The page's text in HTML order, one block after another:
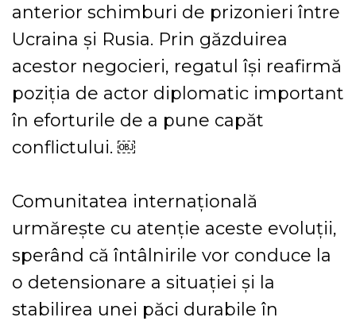
anterior schimburi de prizonieri între
Ucraina și Rusia. Prin găzduirea
acestor negocieri, regatul își reafirmă
poziția de actor diplomatic important
în eforturile de a pune capăt
conflictului. ￼
Comunitatea internațională
urmărește cu atenție aceste evoluții,
sperând că întâlnirile vor conduce la
o detensionare a situației și la
stabilirea unei păci durabile în